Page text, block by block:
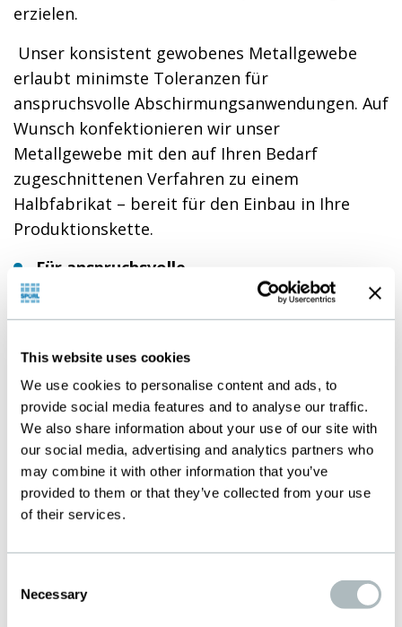
This website uses cookies
We use cookies to personalise content and ads, to
provide social media features and to analyse our traffic.
We also share information about your use of our site with
our social media, advertising and analytics partners who
may combine it with other information that you’ve
provided to them or that they’ve collected from your use
of their services.
Selection
Necessary
erzielen.
Unser konsistent gewobenes Metallgewebe
erlaubt minimste Toleranzen für
anspruchsvolle Abschirmungsanwendungen. Auf
Wunsch konfektionieren wir unser
Metallgewebe mit den auf Ihren Bedarf
zugeschnittenen Verfahren zu einem
Halbfabrikat – bereit für den Einbau in Ihre
Produktionskette.
Für anspruchsvolle
Abschirmungsanwendungen
Minimste Toleranzen
Als Rollenware oder konfektioniert
lieferbar zur direkten Implementation ins
fertige Bauteil